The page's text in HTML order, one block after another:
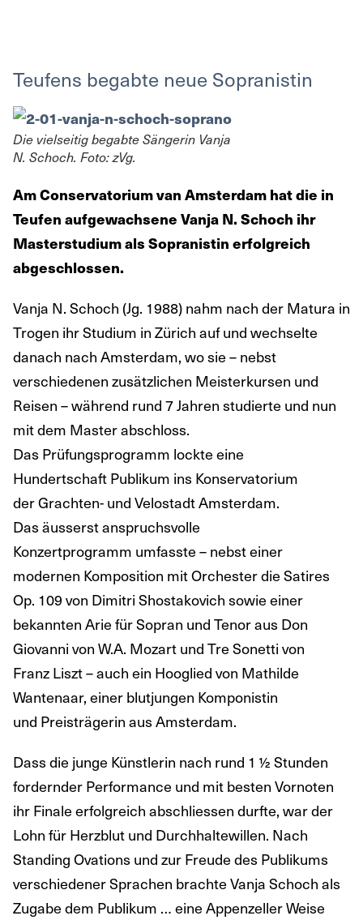
Teufens begabte neue Sopranistin
Die vielseitig begabte Sängerin Vanja
N. Schoch. Foto: zVg.
Am Conservatorium van Amsterdam hat die in
Teufen aufgewachsene Vanja N. Schoch ihr
Masterstudium als Sopranistin erfolgreich
abgeschlossen.
Vanja N. Schoch (Jg. 1988) nahm nach der Matura in
Trogen ihr Studium in Zürich auf und wechselte
danach nach Amsterdam, wo sie – nebst
verschiedenen zusätzlichen Meisterkursen und
Reisen – während rund 7 Jahren studierte und nun
mit dem Master abschloss.
Das Prüfungsprogramm lockte eine
Hundertschaft Publikum ins Konservatorium
der Grachten- und Velostadt Amsterdam.
Das äusserst anspruchsvolle
Konzertprogramm umfasste – nebst einer
modernen Komposition mit Orchester die Satires
Op. 109 von Dimitri Shostakovich sowie einer
bekannten Arie für Sopran und Tenor aus Don
Giovanni von W.A. Mozart und Tre Sonetti von
Franz Liszt – auch ein Hooglied von Mathilde
Wantenaar, einer blutjungen Komponistin
und Preisträgerin aus Amsterdam.
Dass die junge Künstlerin nach rund 1 ½ Stunden
fordernder Performance und mit besten Vornoten
ihr Finale erfolgreich abschliessen durfte, war der
Lohn für Herzblut und Durchhaltewillen. Nach
Standing Ovations und zur Freude des Publikums
verschiedener Sprachen brachte Vanja Schoch als
Zugabe dem Publikum … eine Appenzeller Weise